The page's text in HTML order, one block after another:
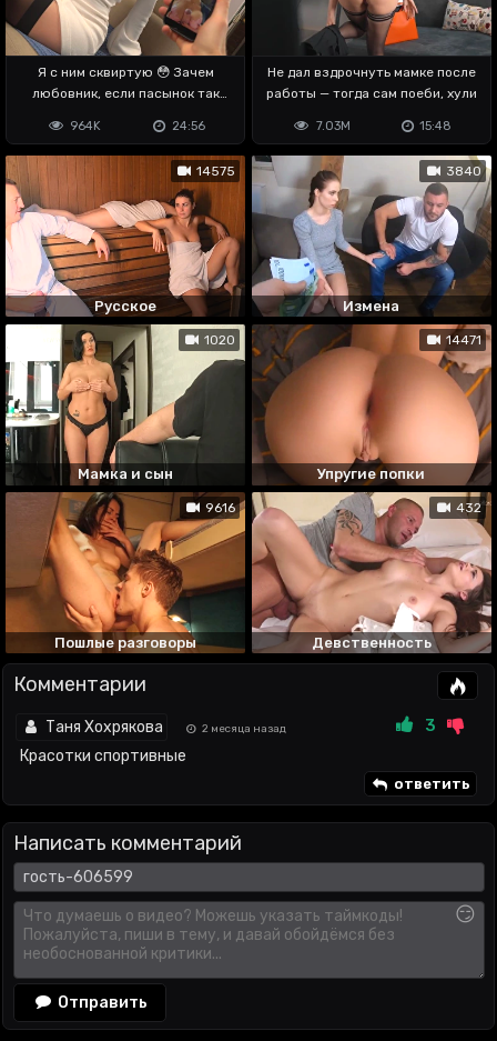
Я с ним сквиртую 😳 Зачем
любовник, если пасынок так
24:56
964K
Не дал вздрочнуть мамке после
работы — тогда сам поеби, хули
15:48
7.03M
14575
Русское
3840
Измена
1020
Мамка и сын
14471
Упругие попки
9616
Пошлые разговоры
432
Девственность
Комментарии
Таня Хохрякова 2 месяца назад 3
Красотки спортивные
ответить
Написать комментарий
😏
Отправить